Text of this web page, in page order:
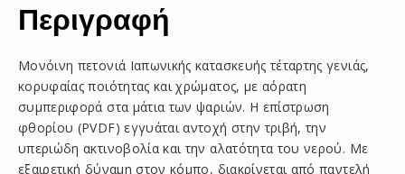
Περιγραφή
Μονόινη πετονιά Ιαπωνικής κατασκευής τέταρτης γενιάς,
κορυφαίας ποιότητας και χρώματος, με αόρατη
συμπεριφορά στα μάτια των ψαριών. Η επίστρωση
φθορίου (PVDF) εγγυάται αντοχή στην τριβή, την
υπεριώδη ακτινοβολία και την αλατότητα του νερού. Με
εξαιρετική δύναμη στον κόμπο, διακρίνεται από παντελή